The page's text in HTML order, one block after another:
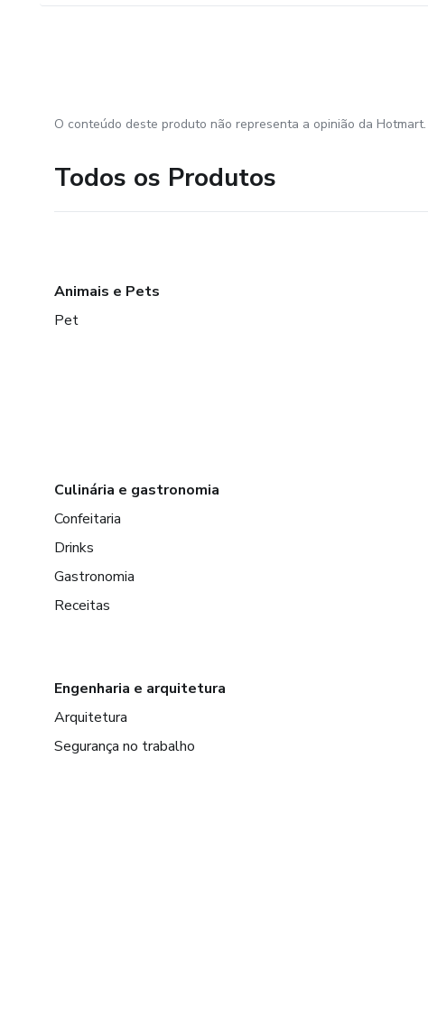
O conteúdo deste produto não representa a opinião da
Todos os Produtos
Animais e Pets
Pet
Culinária e gastronomia
Confeitaria
Drinks
Gastronomia
Receitas
Engenharia e arquitetura
Arquitetura
Segurança no trabalho